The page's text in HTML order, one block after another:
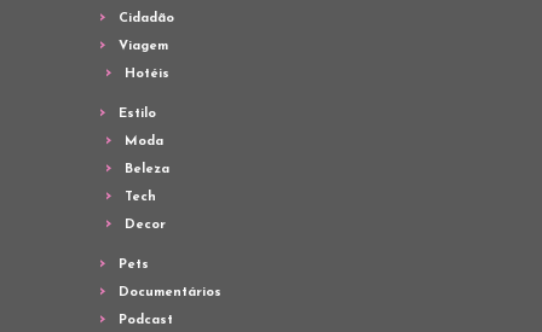
Cidadão
Viagem
Hotéis
Estilo
Moda
Beleza
Tech
Decor
Pets
Documentários
Podcast